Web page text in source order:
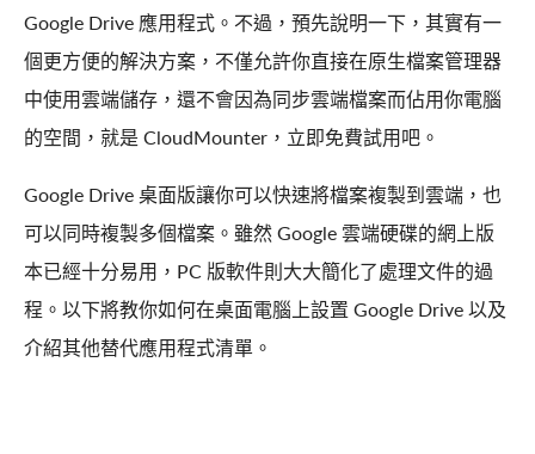
Google Drive 應用程式。不過，預先說明一下，其實有一
個更方便的解決方案，不僅允許你直接在原生檔案管理器
中使用雲端儲存，還不會因為同步雲端檔案而佔用你電腦
的空間，就是 CloudMounter，立即免費試用吧。
Google Drive 桌面版讓你可以快速將檔案複製到雲端，也
可以同時複製多個檔案。雖然 Google 雲端硬碟的網上版
本已經十分易用，PC 版軟件則大大簡化了處理文件的過
程。以下將教你如何在桌面電腦上設置 Google Drive 以及
介紹其他替代應用程式清單。